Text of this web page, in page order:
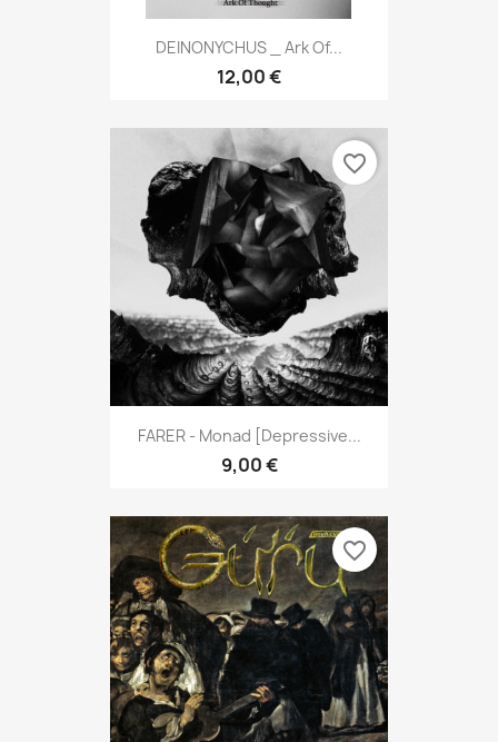
DEINONYCHUS _ Ark Of...
12,00 €
FARER - Monad [Depressive...
9,00 €
favorite_border
favorite_border